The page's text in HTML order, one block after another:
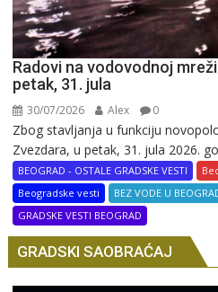
Radovi na vodovodnoj
petak, 31. jula
30/07/2026 Alex 0
Zbog stavljanja u funkciju
Zvezdara, u petak, 31. jula 2026.
BEOGRAD - OSTALE GRADSKE VESTI
Beogradske vesti
BEZ VODE U
GRADSKE VESTI BEOGRAD
GRADSKI SAOBRAĆAJ